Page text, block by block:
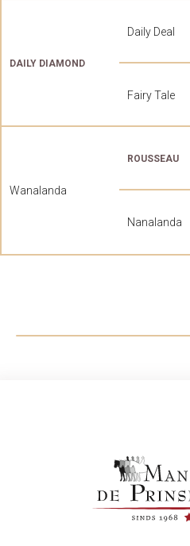
Daily Deal
DAILY DIAMOND
Fairy Tale
ROUSSEAU
Wanalanda
Nanalanda